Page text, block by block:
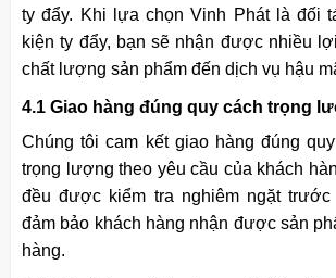
ty đẩy. Khi lựa chọn Vinh Phát là đối
kiện ty đẩy, bạn sẽ nhận được nhiều
chất lượng sản phẩm đến dịch vụ hậu
4.1 Giao hàng đúng quy cách trọng
Chúng tôi cam kết giao hàng đúng
trọng lượng theo yêu cầu của khách
đều được kiểm tra nghiêm ngặt
đảm bảo khách hàng nhận được sản
hàng.